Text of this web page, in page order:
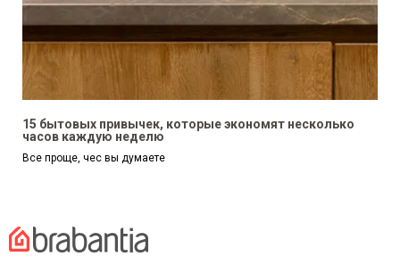
15 бытовых привычек, которые экономят несколько
часов каждую неделю
Все проще, чес вы думаете